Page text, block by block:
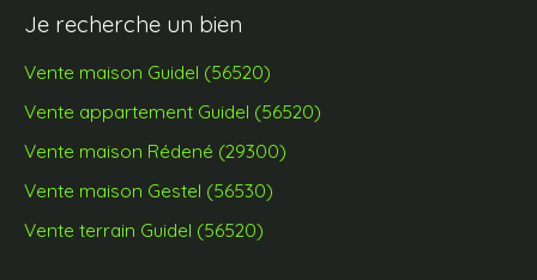
Je recherche un bien
Vente maison Guidel (56520)
Vente appartement Guidel (56520)
Vente maison Rédené (29300)
Vente maison Gestel (56530)
Vente terrain Guidel (56520)